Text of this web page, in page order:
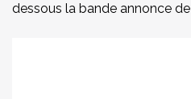
dessous la bande annonce de